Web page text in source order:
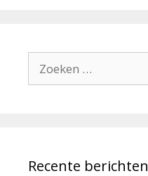
naar:
Recente berichten